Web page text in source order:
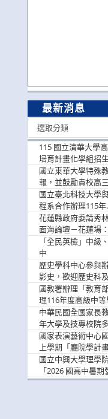
最新消息
選取分類
115 國立清華大學
培育計畫化學組招
國立東華大學特殊
報，並鼓勵貴校高
階段踴躍選填。
國立臺北科技大學
程系合作辦理115年
「115.08.10~08.12
導體研習營」，歡
花蓮縣政府委請秀
面海論壇－花蓮場
外安全實務課程」
「全民英檢」中級
中
歷史學科中心參與
影史，歡迎歷史科
躍報名參加
國教署辦理「教育
理116年度高級中
實施計畫」，鼓勵
中華民國全國家長
年大學及技專校院
輔導家長說明會」
國家表演藝術中心
上學期「廳院學計
及「一日體驗課程
與。
國立中興大學理學
「2026 國高中暑
營」活動資訊，鼓